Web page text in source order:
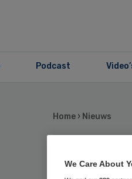
Podcast
Home › Nieuws
We Care About